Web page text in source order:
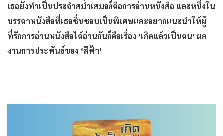
เธอยังทำเป็นประจำสม่ำเสมอก็คือการอ่านหนังสือ และหนึ่งใน
บรรดาหนังสือที่เธอชื่นชอบเป็นพิเศษและอยากแนะนำให้ผู้
ที่รักการอ่านหนังสือได้อ่านกันก็คือเรื่อง ‘เกิดแล้วเป็นคน’ ผล
งานการประพันธ์ของ ‘สีฟ้า’